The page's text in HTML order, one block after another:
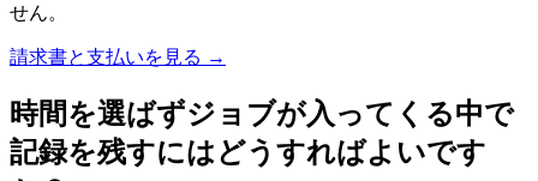
せん。
請求書と支払いを見る →
時間を選ばずジョブが入ってくる中で
記録を残すにはどうすればよいです